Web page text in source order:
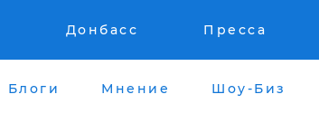
Донбасс Пресса
Блоги Мнение Шоу-Биз